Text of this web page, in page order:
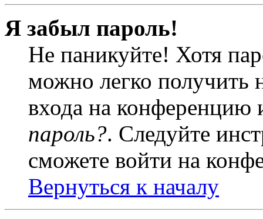
Я забыл пароль!
Не паникуйте! Хотя
можно легко получить
входа на
пароль?. Следуйте
сможете войти на
Вернуться к началу